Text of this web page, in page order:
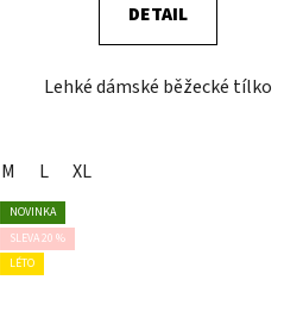
DETAIL
Lehké dámské běžecké tílko
M L XL
NOVINKA
SLEVA 20 %
LÉTO